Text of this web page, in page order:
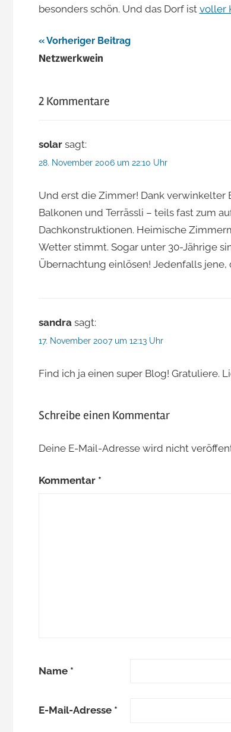
besonders schön. Und das Dorf ist voller
Beitragsnavigation
Vorheriger Beitrag
Netzwerkwein
2 Kommentare
solar sagt:
28. November 2006 um 22:10 Uhr
Und erst die Zimmer! Dank
Balkonen und Terrässli – teils fast zum
Dachkonstruktionen. Heimische
Wetter stimmt. Sogar unter 30-Jährige
Übernachtung einlösen! Jedenfalls
sandra sagt:
17. November 2007 um 12:13 Uhr
Find ich ja einen super Blog! Gratuliere.
Schreibe einen Kommentar
Deine E-Mail-Adresse wird nicht
Kommentar *
Name *
E-Mail-Adresse *